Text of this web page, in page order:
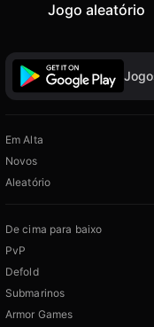
Jogo aleatório
Em Alta
Novos
Aleatório
De cima para baixo
PvP
Defold
Submarinos
Armor Games